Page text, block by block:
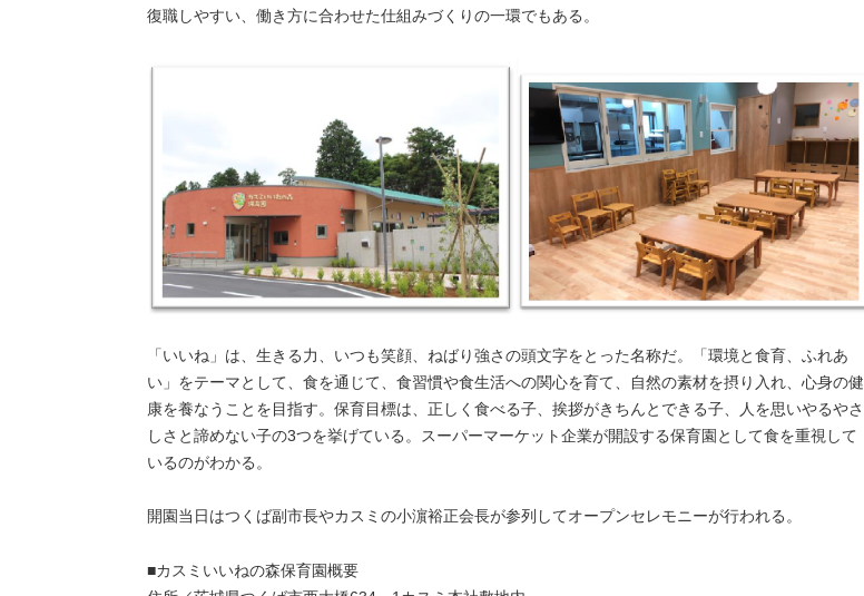
復職しやすい、働き方に合わせた仕組みづくりの一環でもある。
「いいね」は、生きる力、いつも笑顔、ねばり強さの頭文字をとった名称だ。「環境と食育、ふれあ
い」をテーマとして、食を通じて、食習慣や食生活への関心を育て、自然の素材を摂り入れ、心身の健
康を養なうことを目指す。保育目標は、正しく食べる子、挨拶がきちんとできる子、人を思いやるやさ
しさと諦めない子の3つを挙げている。スーパーマーケット企業が開設する保育園として食を重視して
いるのがわかる。
開園当日はつくば副市長やカスミの小濵裕正会長が参列してオープンセレモニーが行われる。
■カスミいいねの森保育園概要